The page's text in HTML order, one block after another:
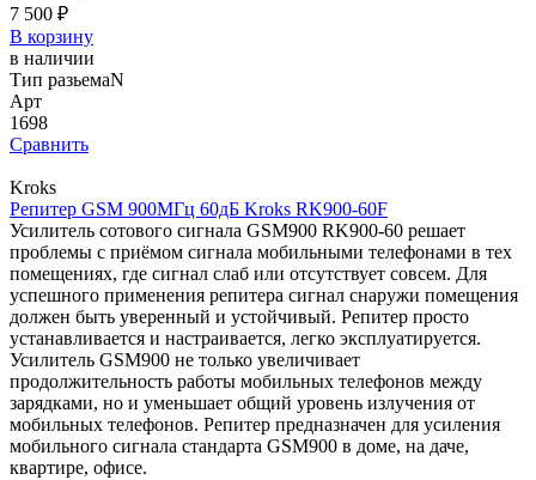
7 500 ₽
В корзину
в наличии
Тип разьемаN
Арт
1698
Сравнить
Kroks
Репитер GSM 900МГц 60дБ Kroks RK900-60F
Усилитель сотового сигнала GSM900 RK900-60 решает
проблемы с приёмом сигнала мобильными телефонами в тех
помещениях, где сигнал слаб или отсутствует совсем. Для
успешного применения репитера сигнал снаружи помещения
должен быть уверенный и устойчивый. Репитер просто
устанавливается и настраивается, легко эксплуатируется.
Усилитель GSM900 не только увеличивает
продолжительность работы мобильных телефонов между
зарядками, но и уменьшает общий уровень излучения от
мобильных телефонов. Репитер предназначен для усиления
мобильного сигнала стандарта GSM900 в доме, на даче,
квартире, офисе.